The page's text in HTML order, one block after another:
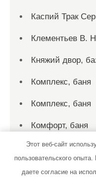
Каспий Трак
Клементьев В.
Княжий двор,
Комплекс, баня
Комплекс, баня
Комфорт, баня
Комфорт, сауна
Крутящий
Этот веб-сайт
пользовательского
даете согласие на